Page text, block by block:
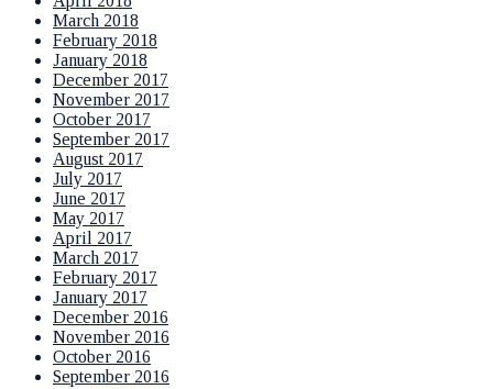
March 2018
February 2018
January 2018
December 2017
November 2017
October 2017
September 2017
August 2017
July 2017
June 2017
May 2017
April 2017
March 2017
February 2017
January 2017
December 2016
November 2016
October 2016
September 2016